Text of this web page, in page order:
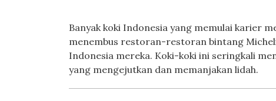
Banyak koki Indonesia yang memulai karier
menembus restoran-restoran bintang
Indonesia mereka. Koki-koki ini seringkali
yang mengejutkan dan memanjakan lidah.